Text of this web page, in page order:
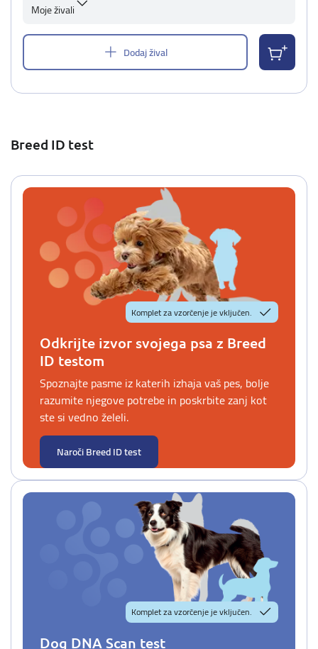
Moje živali
Dodaj žival
Breed ID test
Komplet za vzorčenje je vključen.
Odkrijte izvor svojega psa z Breed
ID testom
Spoznajte pasme iz katerih izhaja vaš pes, bolje
razumite njegove potrebe in poskrbite zanj kot
ste si vedno želeli.
Naroči Breed ID test
Komplet za vzorčenje je vključen.
Dog DNA Scan test